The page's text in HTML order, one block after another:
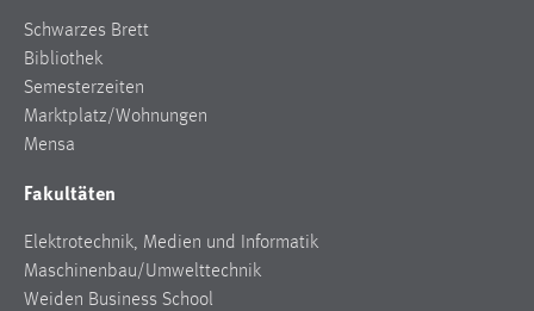
Schwarzes Brett
Bibliothek
Semesterzeiten
Marktplatz/Wohnungen
Mensa
Fakultäten
Elektrotechnik, Medien und Informatik
Maschinenbau/Umwelttechnik
Weiden Business School